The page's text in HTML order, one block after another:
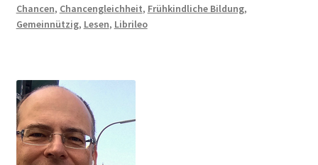
Chancen, Chancengleichheit, Frühkindliche Bildung,
Gemeinnützig, Lesen, Librileo